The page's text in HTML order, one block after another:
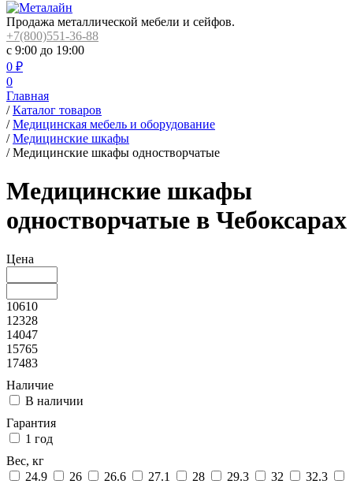
Продажа металлической мебели и сейфов.
+7(800)551-36-88
с 9:00 до 19:00
0 ₽
0
Главная
/ Каталог товаров
/ Медицинская мебель и оборудование
/ Медицинские шкафы
/ Медицинские шкафы одностворчатые
Медицинские шкафы
одностворчатые в Чебоксарах
Цена
10610
12328
14047
15765
17483
Наличие
В наличии
Гарантия
1 год
Вес, кг
24.9
26 26.6 27.1 28 29.3 32
32.3